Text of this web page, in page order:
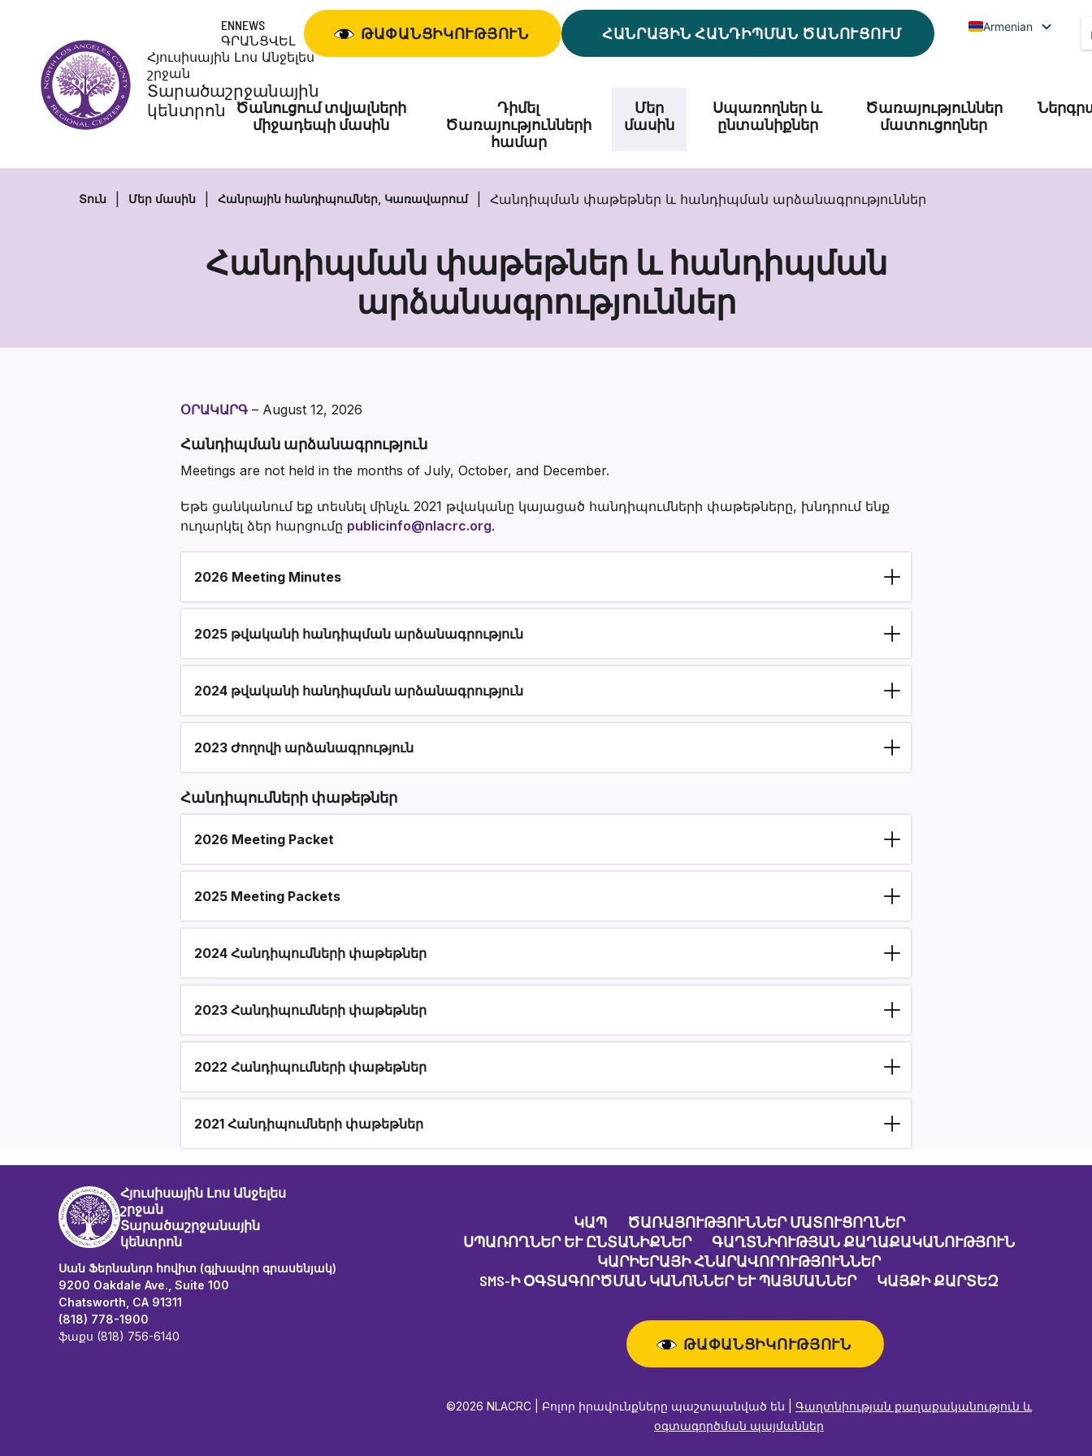
Հյուսիսային Լոս Անջելես
շրջան
Տարածաշրջանային
կենտրոն
ENNEWS
ԳՐԱՆՑՎԵԼ
ԹԱՓԱՆՑԻԿՈՒԹՅՈՒՆ ՀԱՆՐԱՅԻՆ ՀԱՆԴԻՊՄԱՆ ԾԱՆՈՒՑՈՒՄ Armenian
Ծանուցում տվյալների
միջադեպի մասին
Դիմել
Ծառայությունների
համար
Մեր
մասին
Սպառողներ և
ընտանիքներ
Ծառայություններ
մատուցողներ
Տուն Մեր մասին Հանրային հանդիպումներ, Կառավարում Հանդիպման փաթեթներ և հանդիպման արձանագրություններ
Հանդիպման փաթեթներ և հանդիպման
արձանագրություններ
Հանդիպման
փաթեթներ
ՕՐԱԿԱՐԳ– August 12, 2026
Հանդիպման արձանագրություն
Meetings are not held in the months of July, October, and December.
Եթե ցանկանում եք տեսնել մինչև 2021 թվականը կայացած հանդիպումների փաթեթները, խնդրում ենք
ուղարկել ձեր հարցումը publicinfo@nlacrc.org.
2026 Meeting Minutes
2025 թվականի հանդիպման արձանագրություն
2024 թվականի հանդիպման արձանագրություն
2023 Ժողովի արձանագրություն
Հանդիպումների փաթեթներ
2026 Meeting Packet
2025 Meeting Packets
2024 Հանդիպումների փաթեթներ
2023 Հանդիպումների փաթեթներ
2022 Հանդիպումների փաթեթներ
2021 Հանդիպումների փաթեթներ
Հյուսիսային Լոս Անջելես
շրջան
Տարածաշրջանային
կենտրոն
Սան Ֆերնանդո հովիտ (գլխավոր գրասենյակ)
9200 Oakdale Ave., Suite 100
Chatsworth, CA 91311
(818) 778-1900
ֆաքս (818) 756-6140
ԿԱՊ
ԾԱՌԱՅՈՒԹՅՈՒՆՆԵՐ ՄԱՏՈՒՑՈՂՆԵՐ
ՍՊԱՌՈՂՆԵՐ ԵՒ ԸՆՏԱՆԻՔՆԵՐ
ԳԱՂՏՆԻՈՒԹՅԱՆ ՔԱՂԱՔԱԿԱՆՈՒԹՅՈՒՆ
ԿԱՐԻԵՐԱՅԻ ՀՆԱՐԱՎՈՐՈՒԹՅՈՒՆՆԵՐ
SMS-Ի ՕԳՏԱԳՈՐԾՄԱՆ ԿԱՆՈՆՆԵՐ ԵՒ ՊԱՅՄԱՆՆԵՐ
ԿԱՅՔԻ ՔԱՐՏԵԶ
ԹԱՓԱՆՑԻԿՈՒԹՅՈՒՆ
©2026 NLACRC | Բոլոր իրավունքները պաշտպանված են | Գաղտնիության քաղաքականություն և
օգտագործման պայմաններ